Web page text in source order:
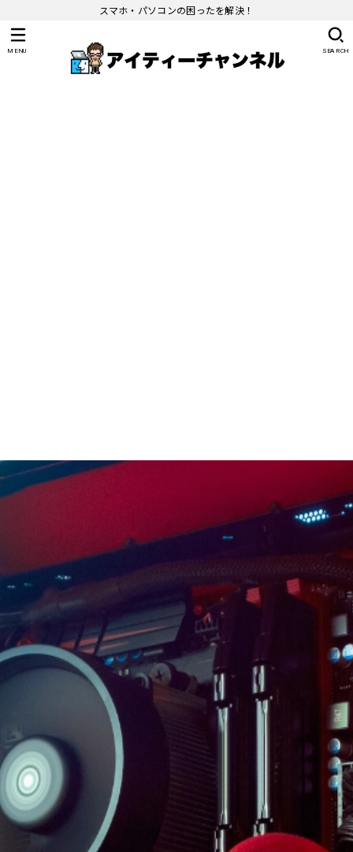
スマホ・パソコンの困ったを解決！
SEARCH
MENU